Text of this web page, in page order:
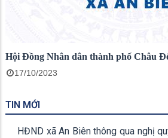
Hội Đồng Nhân dân thành phố Châu
17/10/2023
TIN MỚI
HĐND xã An Biên thông qua nghị